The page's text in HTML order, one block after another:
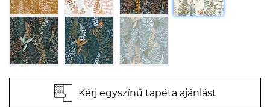
Kérj egyszínű tapéta ajánlást